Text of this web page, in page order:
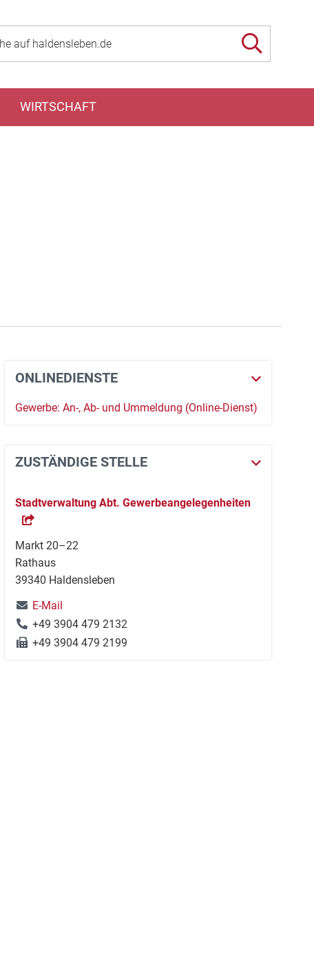
WIRTSCHAFT
ONLINEDIENSTE
Gewerbe: An-, Ab- und Ummeldung (Online-Dienst)
ZUSTÄNDIGE STELLE
Stadtverwaltung Abt. Gewerbeangelegenheiten
Markt 20–22
Rathaus
39340 Haldensleben
E-Mail
+49 3904 479 2132
+49 3904 479 2199